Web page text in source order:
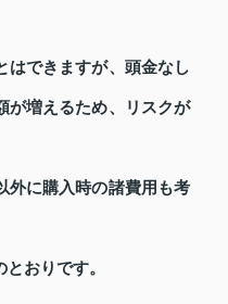
はできますが、頭金なし
が増えるため、リスクが
外に購入時の諸費用も考
おりです。